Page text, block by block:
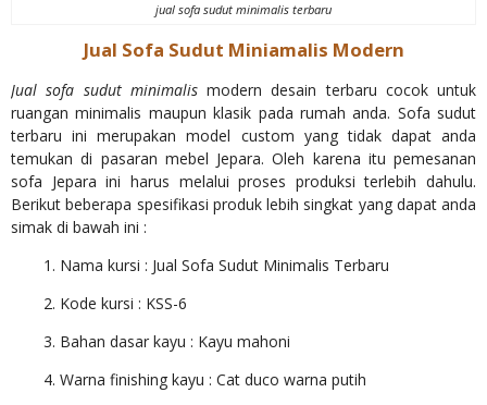
jual sofa sudut minimalis terbaru
Jual Sofa Sudut Miniamalis Modern
Jual sofa sudut minimalismodern desain terbaru cocok untuk
ruangan minimalis maupun klasik pada rumah anda. Sofa sudut
terbaru ini merupakan model custom yang tidak dapat anda
temukan di pasaran mebel Jepara. Oleh karena itu pemesanan
sofa Jepara ini harus melalui proses produksi terlebih dahulu.
Berikut beberapa spesifikasi produk lebih singkat yang dapat anda
simak di bawah ini :
1. Nama kursi : Jual Sofa Sudut Minimalis Terbaru
2. Kode kursi : KSS-6
3. Bahan dasar kayu : Kayu mahoni
4. Warna finishing kayu : Cat duco warna putih